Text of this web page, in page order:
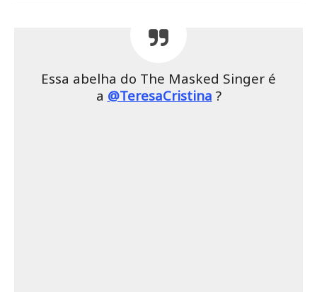
Essa abelha do The Masked Singer é
a @TeresaCristina ?